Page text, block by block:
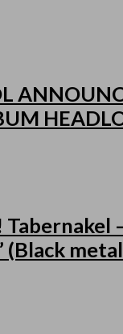
(Black